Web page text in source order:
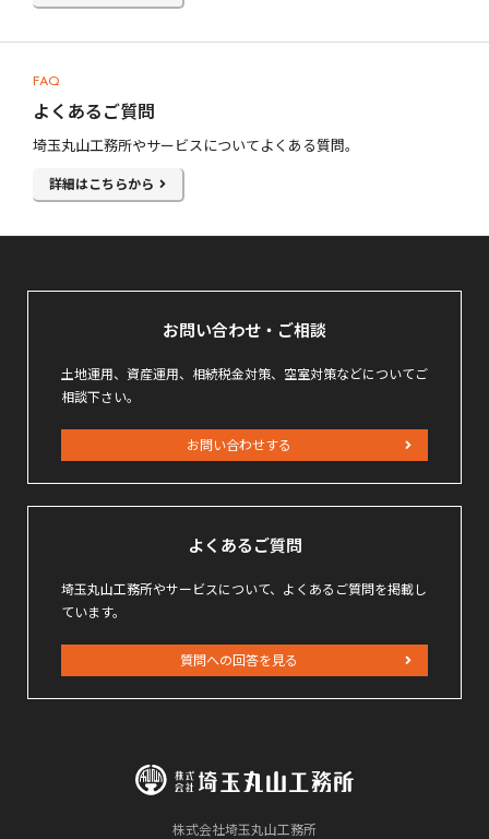
FAQ
よくあるご質問
埼玉丸山工務所やサービスについてよくある質問。
詳細はこちらから
お問い合わせ・ご相談
土地運用、資産運用、相続税金対策、空室対策などについてご
相談下さい。
お問い合わせする
よくあるご質問
埼玉丸山工務所やサービスについて、よくあるご質問を掲載し
ています。
質問への回答を見る
株式会社埼玉丸山工務所